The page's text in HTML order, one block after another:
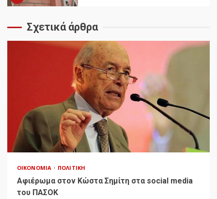
Σχετικά άρθρα
ΟΙΚΟΝΟΜΊΑ ΠΟΛΙΤΙΚΉ
Αφιέρωμα στον Κώστα Σημίτη στα social media
του ΠΑΣΟΚ